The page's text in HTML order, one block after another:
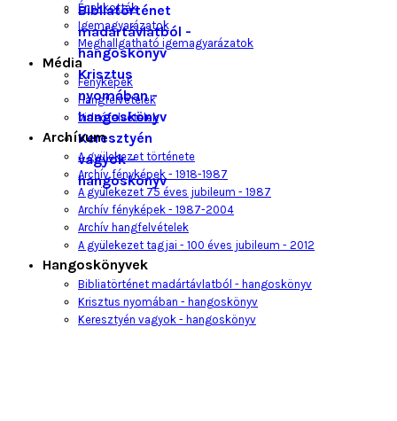
Bibliatörténet
madártávlatból -
hangoskönyv
Krisztus
nyomában -
hangoskönyv
Keresztyén
vagyok -
hangoskönyv
Énekkották
Igemagyarázatok
Meghallgatható igemagyarázatok
Média
Fényképek
Hangfelvételek
Videófelvételek
Archívum
A gyülekezet története
Archív fényképek - 1918-1987
A gyülekezet 75 éves jubileum - 1987
Archív fényképek - 1987-2004
Archív hangfelvételek
A gyülekezet tagjai - 100 éves jubileum - 2012
Hangoskönyvek
Bibliatörténet madártávlatból - hangoskönyv
Krisztus nyomában - hangoskönyv
Keresztyén vagyok - hangoskönyv